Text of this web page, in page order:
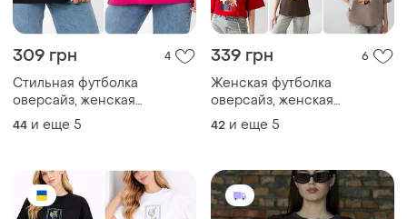
309 грн 4
Стильная футболка
оверсайз, женская
футболка с вышивкой,
хлопковая футболка с
футболка оверсайз,
свободная футболка батал
44 и еще 5
339 грн 6
Женская футболка
оверсайз, женская
футболка хлопковая,
женская футболка с
футболка женская, женская
футболка оверсайз
42 и еще 5